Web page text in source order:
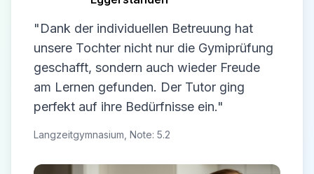
"Dank der individuellen Betreuung hat
unsere Tochter nicht nur die Gymiprüfung
geschafft, sondern auch wieder Freude
am Lernen gefunden. Der Tutor ging
perfekt auf ihre Bedürfnisse ein."
Langzeitgymnasium, Note: 5.2